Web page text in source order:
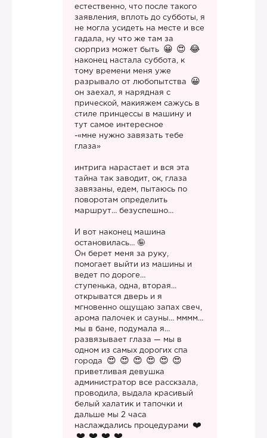
естественно, что после такого
заявления, вплоть до субботы, я
не могла усидеть на месте и все
гадала, ну что же там за
сюрприз может быть
наконец настала суббота, к
тому времени меня уже
разрывало от любопытства
он заехал, я нарядная с
прической, макияжем сажусь в
стиле принцессы в машину и
тут самое интересное
-«мне нужно завязать тебе
глаза»
интрига нарастает и вся эта
тайна так заводит, ок, глаза
завязаны, едем, пытаюсь по
поворотам определить
маршрут… безуспешно…
И вот наконец машина
остановилась… 🤪
Он берет меня за руку,
помогает выйти из машины и
ведет по дороге…
ступенька, одна, вторая…
открыватся дверь и я
мгновенно ощущаю запах свеч,
арома палочек и сауны… мммм…
мы в бане, подумала я…
развязывает глаза — мы в
одном из самых дорогих спа
города
приветливая девушка
администратор все расскзала,
проводила, выдала красивый
белый халатик и тапочки и
дальше мы 2 часа
наслаждались процедурами